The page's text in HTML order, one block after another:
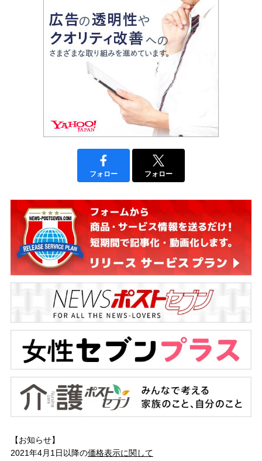
フォロー フォロー
【お知らせ】
2021年4月1日以降の価格表示に関して